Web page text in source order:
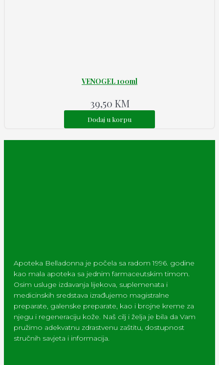
VENOGEL 100ml
39,50 KM
Dodaj u korpu
Apoteka Belladonna je počela sa radom 1996. godine
kao mala apoteka sa jednim farmaceutskim timom.
Osim usluge izdavanja lijekova, suplemenata i
medicinskih sredstava izrađujemo magistralne
preparate, galenske preparate, kao i brojne kreme za
njegu i regeneraciju kože. Naš cilj i želja je bila da Vam
pružimo adekvatnu zdrastvenu zaštitu, dostupnost
stručnih savjeta i informacija.